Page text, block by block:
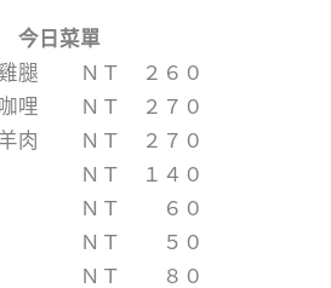
今日菜單
雞腿 ＮＴ ２６０
咖哩 ＮＴ ２７０
羊肉 ＮＴ ２７０
Ｔ １４０
餅 ＮＴ ６０
餅 ＮＴ ５０
包 ＮＴ ８０